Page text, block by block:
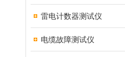
雷电计数器测试仪
电缆故障测试仪